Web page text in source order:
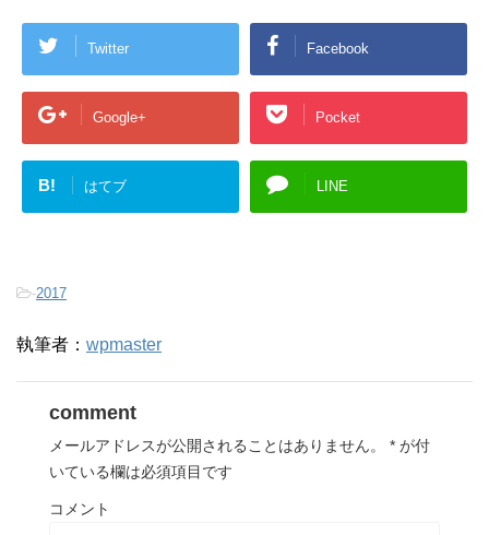
Twitter Facebook
Google+ Pocket
B! はてブ LINE
-2017
執筆者： wpmaster
comment
メールアドレスが公開されることはありません。 * が付
いている欄は必須項目です
コメント